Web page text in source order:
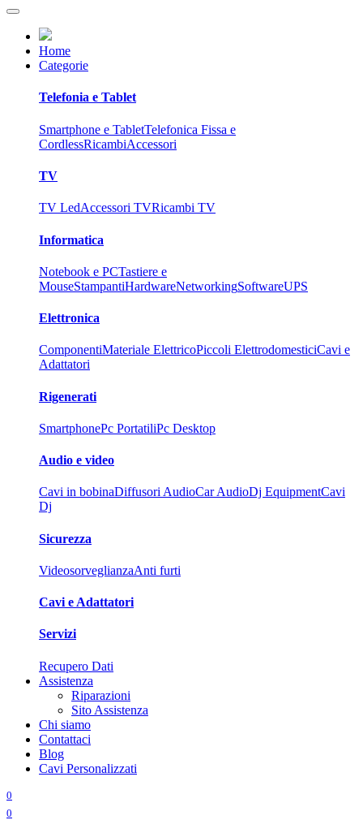
Home
Categorie
Telefonia e Tablet
Smartphone e TabletTelefonica Fissa e
CordlessRicambiAccessori
TV
TV LedAccessori TVRicambi TV
Informatica
Notebook e PCTastiere e
MouseStampantiHardwareNetworkingSoftwareUPS
Elettronica
ComponentiMateriale ElettricoPiccoli ElettrodomesticiCavi e
Adattatori
Rigenerati
SmartphonePc PortatiliPc Desktop
Audio e video
Cavi in bobinaDiffusori AudioCar AudioDj EquipmentCavi
Dj
Sicurezza
VideosorveglianzaAnti furti
Cavi e Adattatori
Servizi
Recupero Dati
Assistenza
Riparazioni
Sito Assistenza
Chi siamo
Contattaci
Blog
Cavi Personalizzati
0
0